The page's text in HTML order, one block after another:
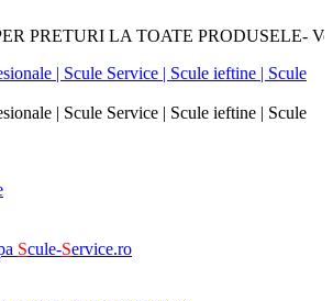
LA TOATE PRODUSELE-
Scule-Service.ro